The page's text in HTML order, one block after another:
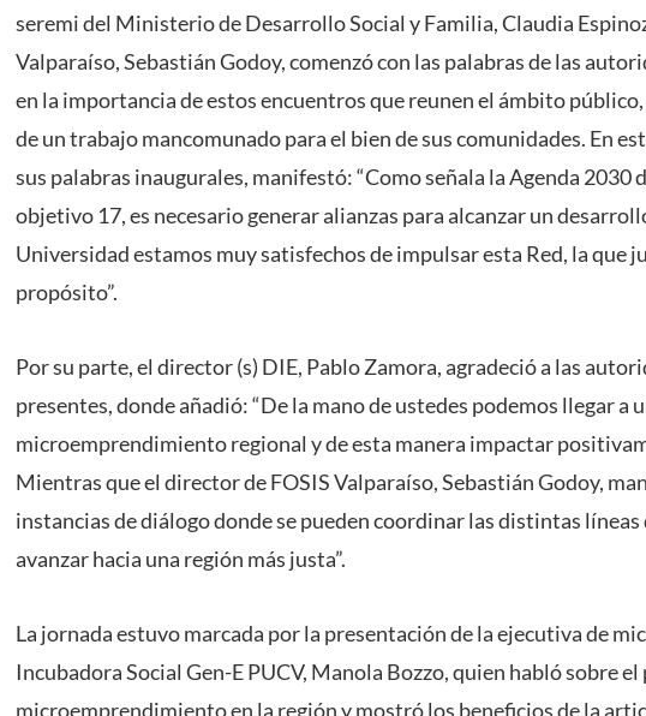
seremi del Ministerio de Desarrollo Social y Familia, Claudia
Valparaíso, Sebastián Godoy, comenzó con las palabras de las
en la importancia de estos encuentros que reunen el ámbito
de un trabajo mancomunado para el bien de sus comunidades. En
sus palabras inaugurales, manifestó: “Como señala la Agenda 2030
objetivo 17, es necesario generar alianzas para alcanzar un
Universidad estamos muy satisfechos de impulsar esta Red, la que
propósito”.
Por su parte, el director (s) DIE, Pablo Zamora, agradeció a las
presentes, donde añadió: “De la mano de ustedes podemos llegar a
microemprendimiento regional y de esta manera impactar
Mientras que el director de FOSIS Valparaíso, Sebastián Godoy,
instancias de diálogo donde se pueden coordinar las distintas
avanzar hacia una región más justa”.
La jornada estuvo marcada por la presentación de la ejecutiva de
Incubadora Social Gen-E PUCV, Manola Bozzo, quien habló sobre
microemprendimiento en la región y mostró los beneficios de la